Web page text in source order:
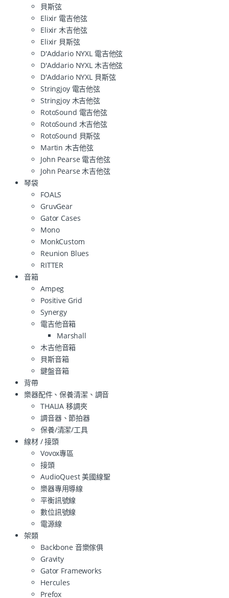
貝斯弦
Elixir 電吉他弦
Elixir 木吉他弦
Elixir 貝斯弦
D'Addario NYXL 電吉他弦
D'Addario NYXL 木吉他弦
D'Addario NYXL 貝斯弦
Stringjoy 電吉他弦
Stringjoy 木吉他弦
RotoSound 電吉他弦
RotoSound 木吉他弦
RotoSound 貝斯弦
Martin 木吉他弦
John Pearse 電吉他弦
John Pearse 木吉他弦
琴袋
FOALS
GruvGear
Gator Cases
Mono
MonkCustom
Reunion Blues
RITTER
音箱
Ampeg
Positive Grid
Synergy
電吉他音箱
Marshall
木吉他音箱
貝斯音箱
鍵盤音箱
背帶
樂器配件、保養清潔、調音
THALIA 移調夾
調音器、節拍器
保養/清潔/工具
線材 / 接頭
Vovox專區
接頭
AudioQuest 美國線聖
樂器專用導線
平衡訊號線
數位訊號線
電源線
架類
Backbone 音樂傢俱
Gravity
Gator Frameworks
Hercules
Prefox